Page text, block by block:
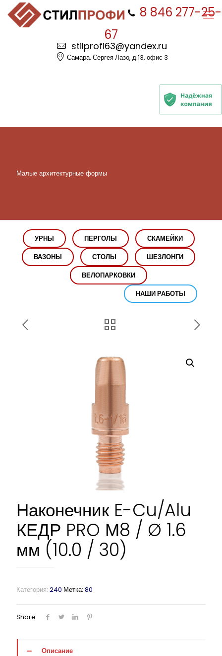
8 846 277-25-
67
stilprofi63@yandex.ru
Самара, Сергея Лазо, д.13, офис 3
Малые архитектурные формы
УРНЫ ПЕРГОЛЫ
СКАМЕЙКИ
ВАЗОНЫ
СТОЛЫ
ШЕЗЛОНГИ
ВЕЛОПАРКОВКИ
НАШИ РАБОТЫ
Наконечник E-Cu/Alu
КЕДР PRO М8 / Ø 1.6
мм (10.0 / 30)
Категория: 240 Метка: 80
Share
Описание